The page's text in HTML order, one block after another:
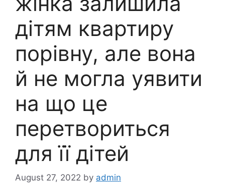
дітям квартиру
порівну, але вона
й не могла уявити
на що це
перетвориться
для її дітей
August 27, 2022 by admin